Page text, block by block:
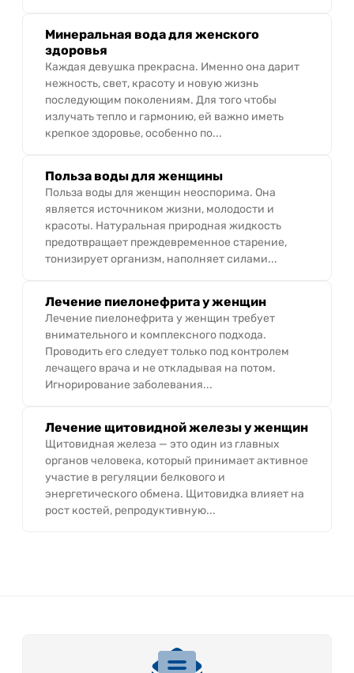
Минеральная вода для женского
здоровья
Каждая девушка прекрасна. Именно она дарит
нежность, свет, красоту и новую жизнь
последующим поколениям. Для того чтобы
излучать тепло и гармонию, ей важно иметь
крепкое здоровье, особенно по...
Польза воды для женщины
Польза воды для женщин неоспорима. Она
является источником жизни, молодости и
красоты. Натуральная природная жидкость
предотвращает преждевременное старение,
тонизирует организм, наполняет силами...
Лечение пиелонефрита у женщин
Лечение пиелонефрита у женщин требует
внимательного и комплексного подхода.
Проводить его следует только под контролем
лечащего врача и не откладывая на потом.
Игнорирование заболевания...
Лечение щитовидной железы у женщин
Щитовидная железа — это один из главных
органов человека, который принимает активное
участие в регуляции белкового и
энергетического обмена. Щитовидка влияет на
рост костей, репродуктивную...